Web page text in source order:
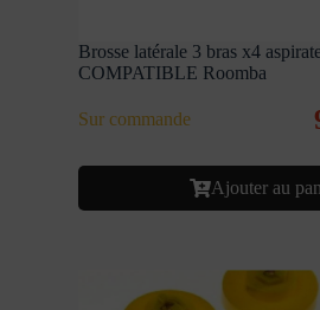
Brosse latérale 3 bras x4
COMPATIBLE Roomba
Sur commande
Ajouter au